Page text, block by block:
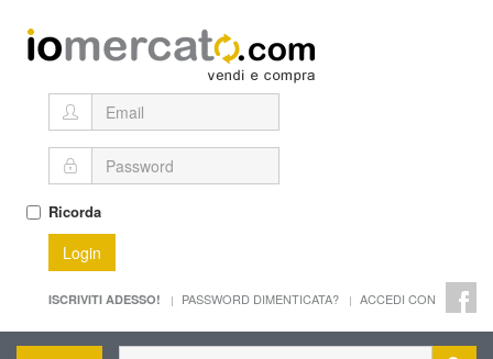
Ricorda
Login
ISCRIVITI ADESSO! PASSWORD DIMENTICATA? ACCEDI CON